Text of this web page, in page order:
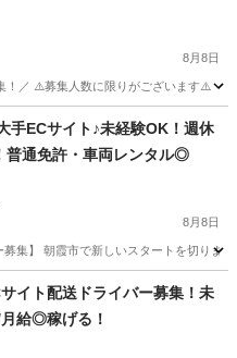
8月8日
！／ ⚠️募集人数に限りがございます⚠️
手ECサイト♪未経験OK！週休
普通免許・車両レンタル◎
8月8日
募集】 朝霞市で新しいスタートを切り
みイト配送ドライバー募集！未
給◎稼げる！